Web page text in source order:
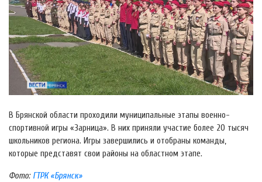
В Брянской области проходили муниципальные этапы военно-
спортивной игры «Зарница». В них приняли участие более 20 тысяч
школьников региона. Игры завершились и отобраны команды,
которые представят свои районы на областном этапе.
Фото: ГТРК «Брянск»